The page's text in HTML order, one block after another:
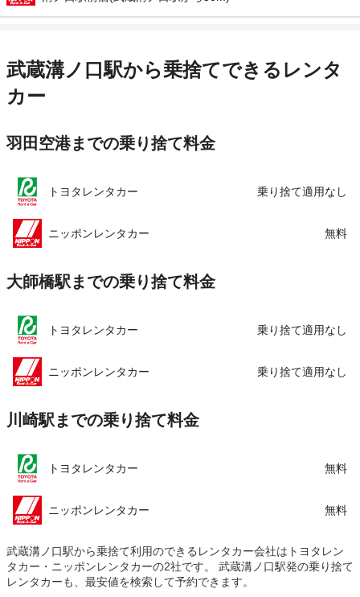
アクセス 宿河原駅より徒歩で約5分（送迎なし）
店舗詳細 店舗詳細ページはこちら
アクセス 溝の口駅より徒歩で約1分（送迎なし）
住所
この店舗でレンタカーを探す
武蔵溝ノ口駅から乗捨てできるレンタ
カー
羽田空港までの乗り捨て料金
トヨタレンタカー 乗り捨て適用なし
ニッポンレンタカー 無料
大師橋駅までの乗り捨て料金
トヨタレンタカー 乗り捨て適用なし
ニッポンレンタカー 乗り捨て適用なし
川崎駅までの乗り捨て料金
トヨタレンタカー 無料
ニッポンレンタカー 無料
武蔵溝ノ口駅から乗捨て利用のできるレンタカー会社はトヨタレン
タカー・ニッポンレンタカーの2社です。 武蔵溝ノ口駅発の乗り捨て
レンタカーも、最安値を検索して予約できます。